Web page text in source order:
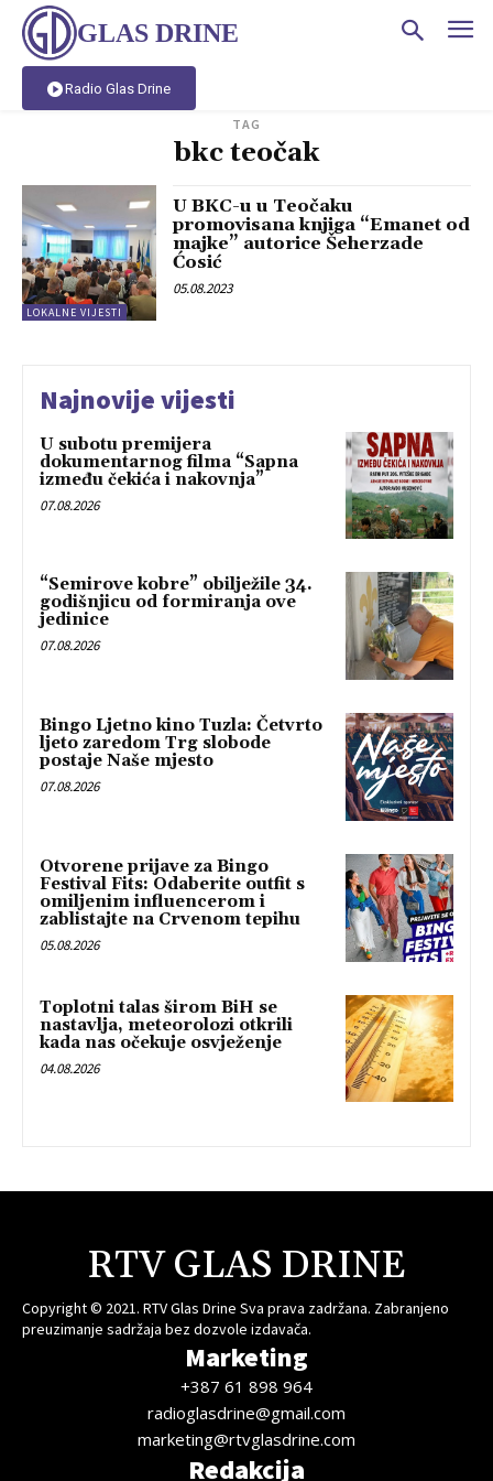
GLAS DRINE
Radio Glas Drine
TAG
bkc teočak
LOKALNE VIJESTI
U BKC-u u Teočaku
promovisana knjiga “Emanet od
majke” autorice Šeherzade
Ćosić
05.08.2023
Najnovije vijesti
U subotu premijera
dokumentarnog filma “Sapna
između čekića i nakovnja”
07.08.2026
“Semirove kobre” obilježile 34.
godišnjicu od formiranja ove
jedinice
07.08.2026
Bingo Ljetno kino Tuzla: Četvrto
ljeto zaredom Trg slobode
postaje Naše mjesto
07.08.2026
Otvorene prijave za Bingo
Festival Fits: Odaberite outfit s
omiljenim influencerom i
zablistajte na Crvenom tepihu
05.08.2026
Toplotni talas širom BiH se
nastavlja, meteorolozi otkrili
kada nas očekuje osvježenje
04.08.2026
RTV GLAS DRINE
Copyright © 2021. RTV Glas Drine Sva prava zadržana. Zabranjeno
preuzimanje sadržaja bez dozvole izdavača.
Marketing
+387 61 898 964
radioglasdrine@gmail.com
marketing@rtvglasdrine.com
Redakcija